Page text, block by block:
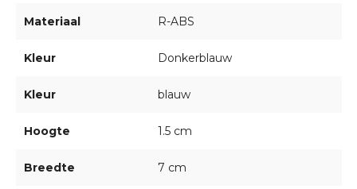
Materiaal R-ABS
Kleur Donkerblauw
Kleur blauw
Hoogte 1.5 cm
Breedte 7 cm